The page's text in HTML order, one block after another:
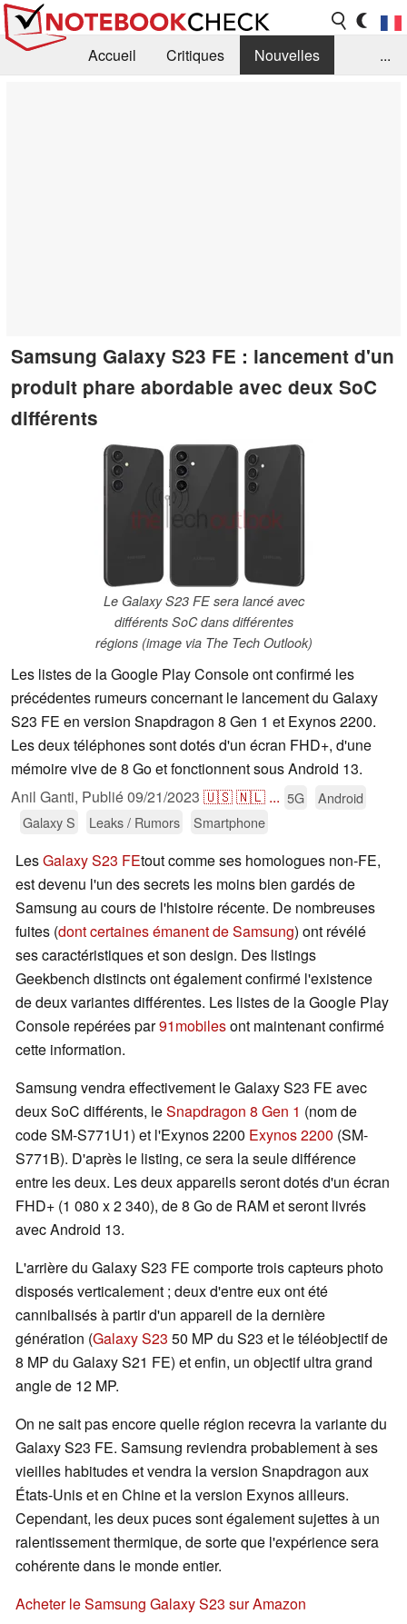
Accueil Critiques
Nouvelles
...
Samsung Galaxy S23 FE : lancement d'un
produit phare abordable avec deux SoC
différents
Le Galaxy S23 FE sera lancé avec
différents SoC dans différentes
régions (image via The Tech Outlook)
Les listes de la Google Play Console ont confirmé les
précédentes rumeurs concernant le lancement du Galaxy
S23 FE en version Snapdragon 8 Gen 1 et Exynos 2200.
Les deux téléphones sont dotés d'un écran FHD+, d'une
mémoire vive de 8 Go et fonctionnent sous Android 13.
Anil Ganti, Publié09/21/2023 🇺🇸🇳🇱 ... 5G
Android
Galaxy S
Leaks / Rumors Smartphone
LesGalaxy S23 FEtout comme ses homologues non-FE,
est devenu l'un des secrets les moins bien gardés de
Samsung au cours de l'histoire récente. De nombreuses
fuites (dont certaines émanent de Samsung) ont révélé
ses caractéristiques et son design. Des listings
Geekbench distincts ont également confirmé l'existence
de deux variantes différentes. Les listes de la Google Play
Console repérées par91mobilesont maintenant confirmé
cette information.
Samsung vendra effectivement le Galaxy S23 FE avec
deux SoC différents, leSnapdragon 8 Gen 1 (nom de
code SM-S771U1) et l'Exynos 2200 Exynos 2200 (SM-
S771B). D'après le listing, ce sera la seule différence
entre les deux. Les deux appareils seront dotés d'un écran
FHD+ (1 080 x 2 340), de 8 Go de RAM et seront livrés
avec Android 13.
L'arrière du Galaxy S23 FE comporte trois capteurs photo
disposés verticalement ; deux d'entre eux ont été
cannibalisés à partir d'un appareil de la dernière
génération (Galaxy S23 50 MP du S23 et le téléobjectif de
8 MP du Galaxy S21 FE) et enfin, un objectif ultra grand
angle de 12 MP.
On ne sait pas encore quelle région recevra la variante du
Galaxy S23 FE. Samsung reviendra probablement à ses
vieilles habitudes et vendra la version Snapdragon aux
États-Unis et en Chine et la version Exynos ailleurs.
Cependant, les deux puces sont également sujettes à un
ralentissement thermique, de sorte que l'expérience sera
cohérente dans le monde entier.
Acheter le Samsung Galaxy S23 sur Amazon